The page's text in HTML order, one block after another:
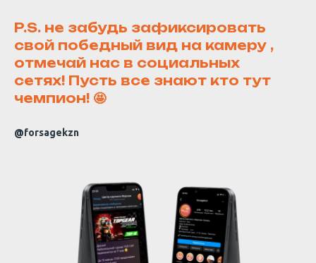
P.S. не забудь зафиксировать
свой победный вид на камеру ,
отмечай нас в социальных
сетях! Пусть все знают кто тут
чемпион! 🤩
@forsagekzn